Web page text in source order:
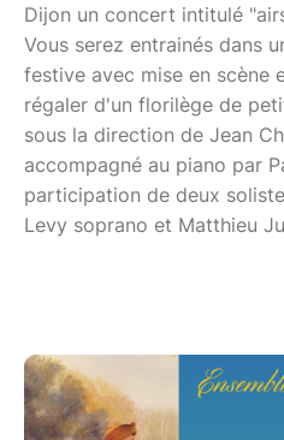
Dijon un concert intitulé
Vous serez entrainés dans
festive avec mise en scène
régaler d'un florilège de
sous la direction de Jean
accompagné au piano par
participation de deux
Levy soprano et Matthieu